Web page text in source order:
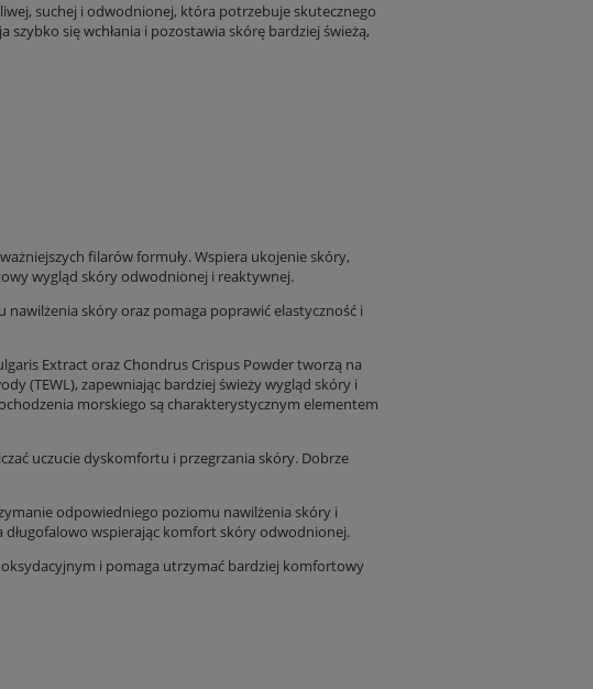
suchej i odwodnionej, która potrzebuje skutecznego
się wchłania i pozostawia skórę bardziej świeżą,
filarów formuły. Wspiera ukojenie skóry,
wygląd skóry odwodnionej i reaktywnej.
skóry oraz pomaga poprawić elastyczność i
Extract oraz Chondrus Crispus Powder tworzą na
(TEWL), zapewniając bardziej świeży wygląd skóry i
morskiego są charakterystycznym elementem
uczucie dyskomfortu i przegrzania skóry. Dobrze
odpowiedniego poziomu nawilżenia skóry i
długofalowo wspierając komfort skóry odwodnionej.
i pomaga utrzymać bardziej komfortowy